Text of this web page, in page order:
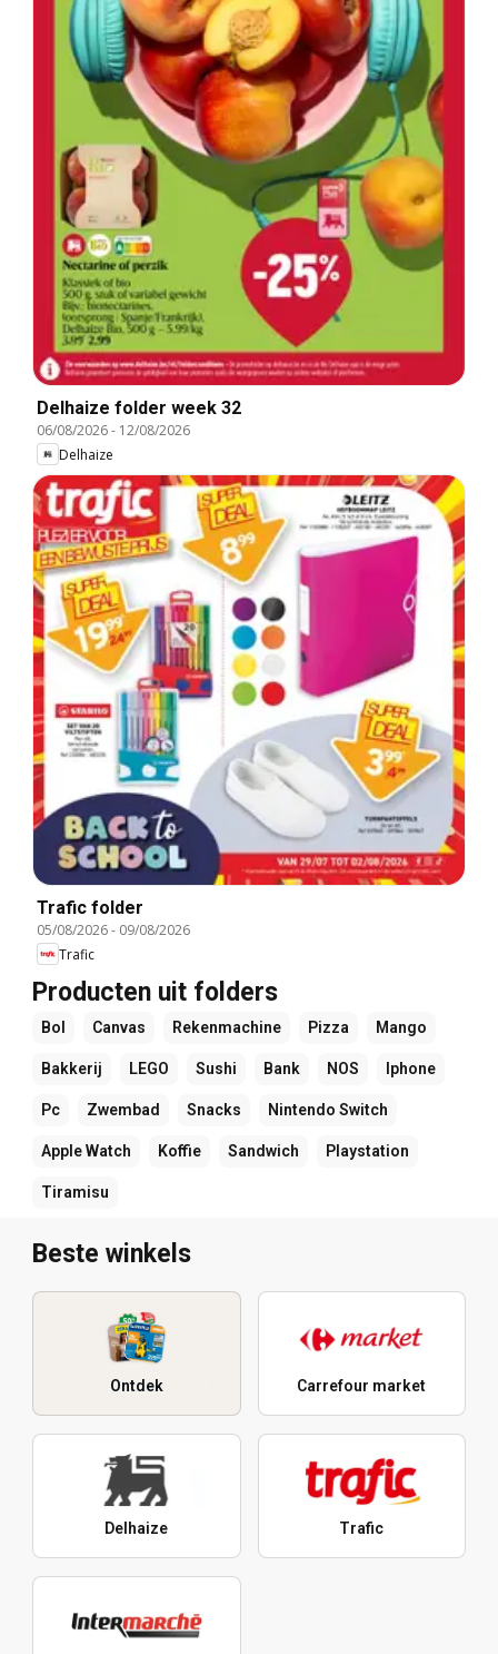
Delhaize folder week 32
06/08/2026- 12/08/2026
Delhaize
Trafic folder
05/08/2026- 09/08/2026
Trafic
Producten uit folders
Bol Canvas Rekenmachine Pizza Mango
Bakkerij LEGO Sushi Bank NOS Iphone
Pc Zwembad Snacks Nintendo Switch
Apple Watch Koffie Sandwich Playstation
Tiramisu
Beste winkels
Ontdek Carrefour market
Delhaize Trafic